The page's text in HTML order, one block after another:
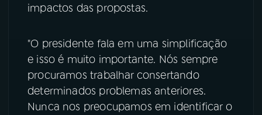
YouTube Facebook
Instagram X
TikTok
impactos das propostas.
"O presidente fala em uma simplificação
e isso é muito importante. Nós sempre
procuramos trabalhar consertando
determinados problemas anteriores.
Nunca nos preocupamos em identificar o